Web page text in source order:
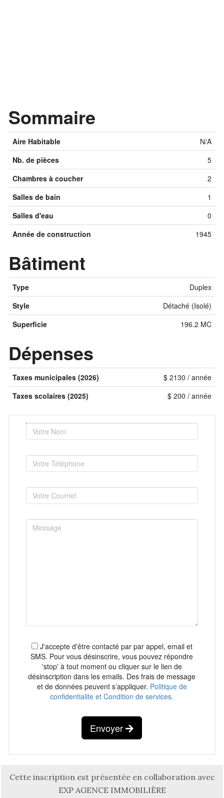
Sommaire
Aire Habitable
N/A
Nb. de pièces
5
Chambres à coucher
2
Salles de bain
1
Salles d'eau
0
Année de construction
1945
Bâtiment
Type
Duplex
Style
Détaché (Isolé)
Superficie
196.2 MC
Dépenses
Taxes municipales (2026)
$ 2130 / année
Taxes scolaires (2025)
$ 200 / année
J'accepte d'être contacté par par appel, email et
SMS. Pour vous désinscrire, vous pouvez répondre
'stop' à tout moment ou cliquer sur le lien de
désinscription dans les emails. Des frais de message
et de données peuvent s’appliquer. Politique de
confidentialite et Condition de services.
Envoyer
Cette inscription est présentée en collaboration avec
EXP AGENCE IMMOBILIÈRE